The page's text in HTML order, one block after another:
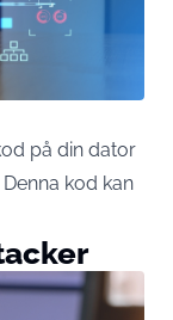
på din dator
kod kan